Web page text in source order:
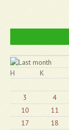
H
K
3
4
10
11
17
18